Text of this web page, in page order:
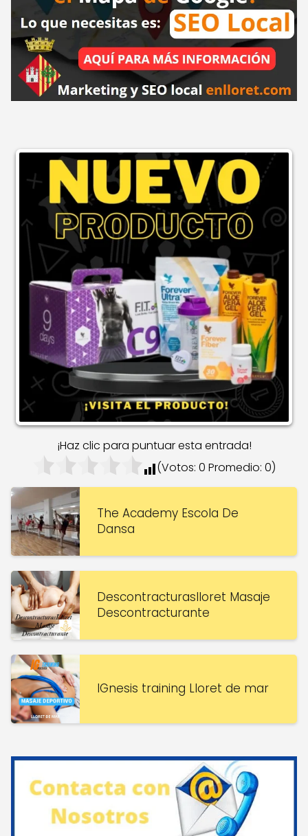
¡Haz clic para puntuar esta entrada!
(Votos: 0 Promedio: 0)
The Academy Escola De
Dansa
Descontracturaslloret Masaje
Descontracturante
IGnesis training Lloret de mar